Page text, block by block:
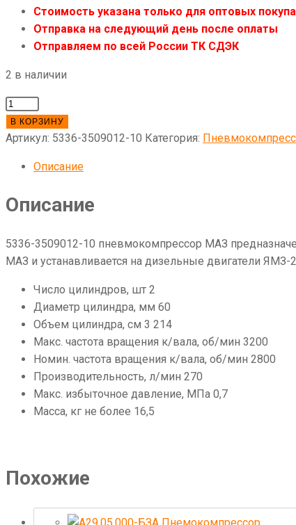
Стоимость указана только для оптовых
Отправка на следующий день после оплаты
Отправляем по всей России ТК СДЭК
2 в наличии
Количество
товара
5336-
В КОРЗИНУ
Артикул: 5336-3509012-10 Категория:
Описание
Описание
5336-3509012-10 пневмокомпрессор МАЗ
МАЗ и устанавливается на дизельные двигатели
Число цилиндров, шт 2
Диаметр цилиндра, мм 60
Объем цилиндра, см 3 214
Макс. частота вращения к/вала, об/мин 3200
Номин. частота вращения к/вала, об/мин 2800
Производительность, л/мин 270
Макс. избыточное давление, МПа 0,7
Масса, кг не более 16,5
Похожие